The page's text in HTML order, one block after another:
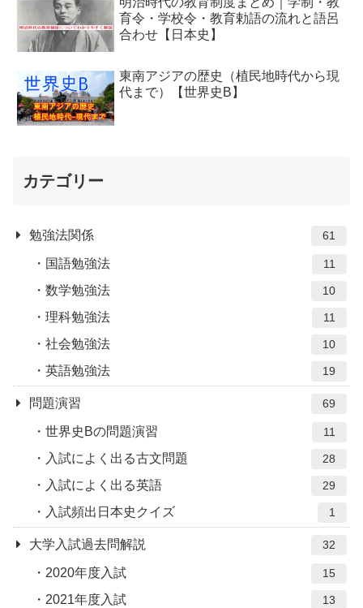
育令・学校令・教育勅語の流れと語呂
合わせ【日本史】
東南アジアの歴史（植民地時代から現
代まで）【世界史B】
カテゴリー
勉強法関係 61
国語勉強法 11
数学勉強法 10
理科勉強法 11
社会勉強法 10
英語勉強法 19
問題演習 69
世界史Bの問題演習 11
入試によく出る古文問題 28
入試によく出る英語 29
入試頻出日本史クイズ 1
大学入試過去問解説 32
2020年度入試 15
2021年度入試 13